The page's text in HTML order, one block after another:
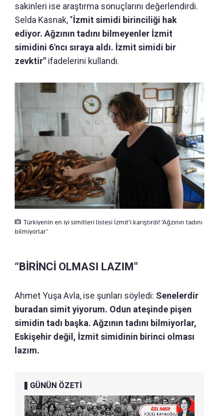
sakinleri ise araştırma sonuçlarını değerlendirdi.
Selda Kasnak, "İzmit simidi birinciliği hak
ediyor. Ağzının tadını bilmeyenler İzmit
simidini 6'ncı sıraya aldı. İzmit simidi bir
zevktir" ifadelerini kullandı.
Türkiyenin en iyi simitleri listesi İzmit’i karıştırdı! ‘Ağzının tadını
bilmiyorlar’
“BİRİNCİ OLMASI LAZIM"
Ahmet Yuşa Avla, ise şunları söyledi: Senelerdir
buradan simit yiyorum. Odun ateşinde pişen
simidin tadı başka. Ağzının tadını bilmiyorlar,
Eskişehir değil, İzmit simidinin birinci olması
lazım.
GÜNÜN ÖZETİ